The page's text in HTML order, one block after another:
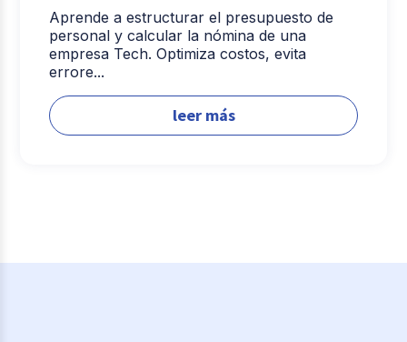
Aprende a estructurar el presupuesto de
personal y calcular la nómina de una
empresa Tech. Optimiza costos, evita
errore...
leer más